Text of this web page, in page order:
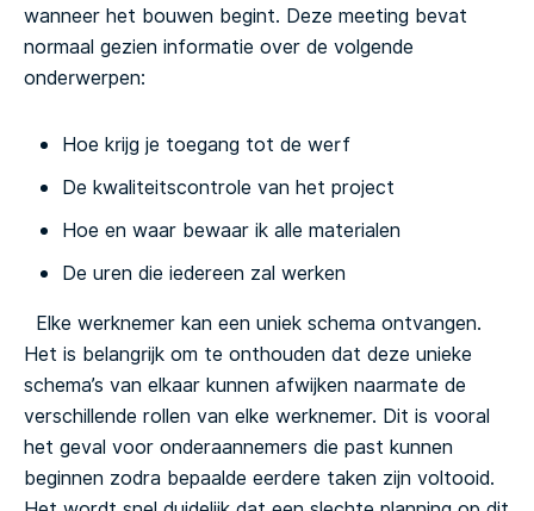
wanneer het bouwen begint. Deze meeting bevat
normaal gezien informatie over de volgende
onderwerpen:
Hoe krijg je toegang tot de werf
De kwaliteitscontrole van het project
Hoe en waar bewaar ik alle materialen
De uren die iedereen zal werken
Elke werknemer kan een uniek schema ontvangen.
Het is belangrijk om te onthouden dat deze unieke
schema’s van elkaar kunnen afwijken naarmate de
verschillende rollen van elke werknemer. Dit is vooral
het geval voor onderaannemers die past kunnen
beginnen zodra bepaalde eerdere taken zijn voltooid.